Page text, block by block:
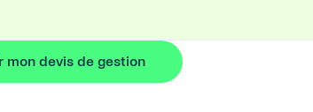
mon devis de gestion